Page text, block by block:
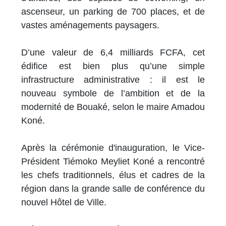
ascenseur, un parking de 700 places, et de
vastes aménagements paysagers.
D’une valeur de 6,4 milliards FCFA, cet
édifice est bien plus qu’une simple
infrastructure administrative : il est le
nouveau symbole de l’ambition et de la
modernité de Bouaké, selon le maire Amadou
Koné.
Après la cérémonie d'inauguration, le Vice-
Président Tiémoko Meyliet Koné a rencontré
les chefs traditionnels, élus et cadres de la
région dans la grande salle de conférence du
nouvel Hôtel de Ville.